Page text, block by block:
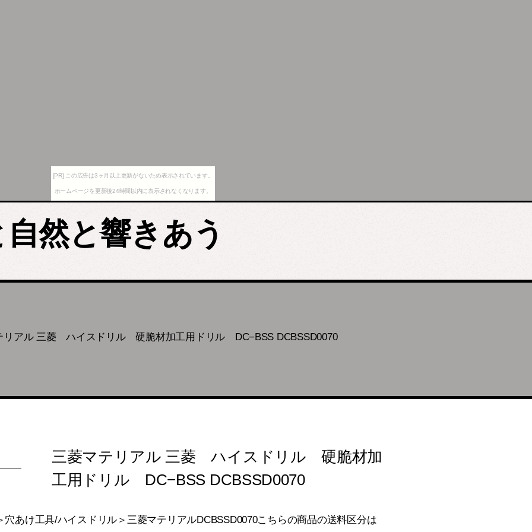
[PR] この広告は3ヶ月以上更新がないため表示されています。
ホームページを更新後24時間以内に表示されなくなります。
然と響きあう
リアル 三菱 ハイスドリル 硬脆材加工用ドリル DC−BSS DCBSSD0070
三菱マテリアル 三菱 ハイスドリル 硬脆材加
工用ドリル DC−BSS DCBSSD0070
あけ工具/ハイスドリル＞三菱マテリアルDCBSSD0070こちらの商品の送料区分は